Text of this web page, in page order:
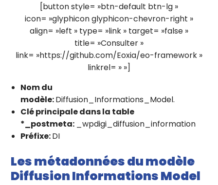
[button style= »btn-default btn-lg »
icon= »glyphicon glyphicon-chevron-right »
align= »left » type= »link » target= »false »
title= »Consulter »
link= »https://github.com/Eoxia/eo-framework »
linkrel= » »]
Nom du
modèle:Diffusion_Informations_Model.
Clé principale dans la table
*_postmeta:
_wpdigi_diffusion_information
Préfixe:DI
Les métadonnées du modèle
Diffusion Informations Model